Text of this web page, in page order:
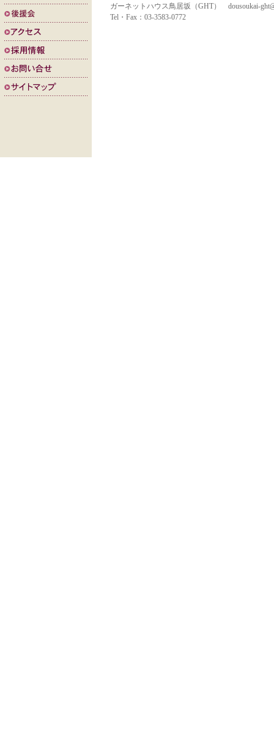
ガーネットハウス鳥居坂（GHT） dousoukai-
Tel・Fax：03-3583-0772